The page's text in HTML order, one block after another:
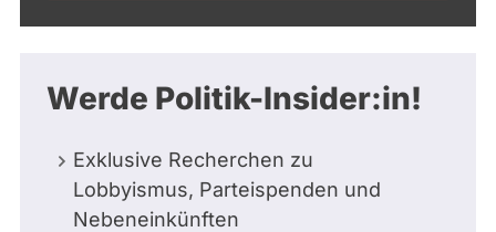
Werde Politik-Insider:in!
Exklusive Recherchen zu
Lobbyismus, Parteispenden und
Nebeneinkünften